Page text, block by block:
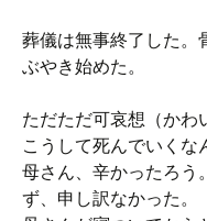
葬儀は無事終了した。
ぶやき始めた。
ただただ可哀想（かわ
こうして死んでいくな
母さん、辛かったろう
ず、申し訳なかった。